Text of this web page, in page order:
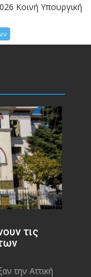
Κοινή Υπουργική
τις
την Αττική